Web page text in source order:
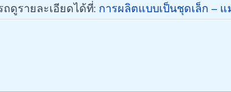
ดูรายละเอียดได้ที่: การผลิตแบบเป็นชุดเล็ก –